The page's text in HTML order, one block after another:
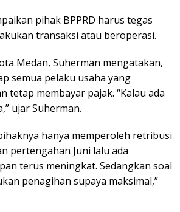
pihak BPPRD harus tegas
transaksi atau beroperasi.
Medan, Suherman mengatakan,
semua pelaku usaha yang
tetap membayar pajak. “Kalau ada
ujar Suherman.
hanya memperoleh retribusi
pertengahan Juni lalu ada
terus meningkat. Sedangkan soal
penagihan supaya maksimal,”